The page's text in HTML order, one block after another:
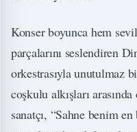
Konser boyunca hem
parçalarını seslendiren
orkestrasıyla unutulmaz
coşkulu alkışları
sanatçı, “Sahne benim